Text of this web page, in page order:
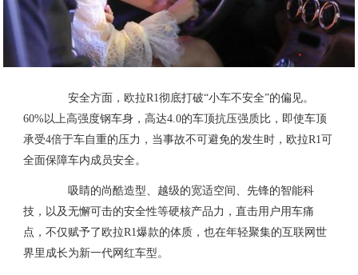
安全方面，欧拉R1彻底打破“小车不安全”的偏见。
60%以上高强度钢车身，高达4.0的车顶抗压强质比，即使车顶
承受4倍于车自重的压力，当事故不可避免的发生时，欧拉R1可
全面保障车内成员安全。
吸睛的尚酷造型、越级的宽适空间、先锋的智能科
技，以及无懈可击的安全性等硬核产品力，直击用户用车痛
点，不仅赋予了欧拉R1爆款的体质，也在年轻聚集的互联网世
界里成长为新一代网红车型。